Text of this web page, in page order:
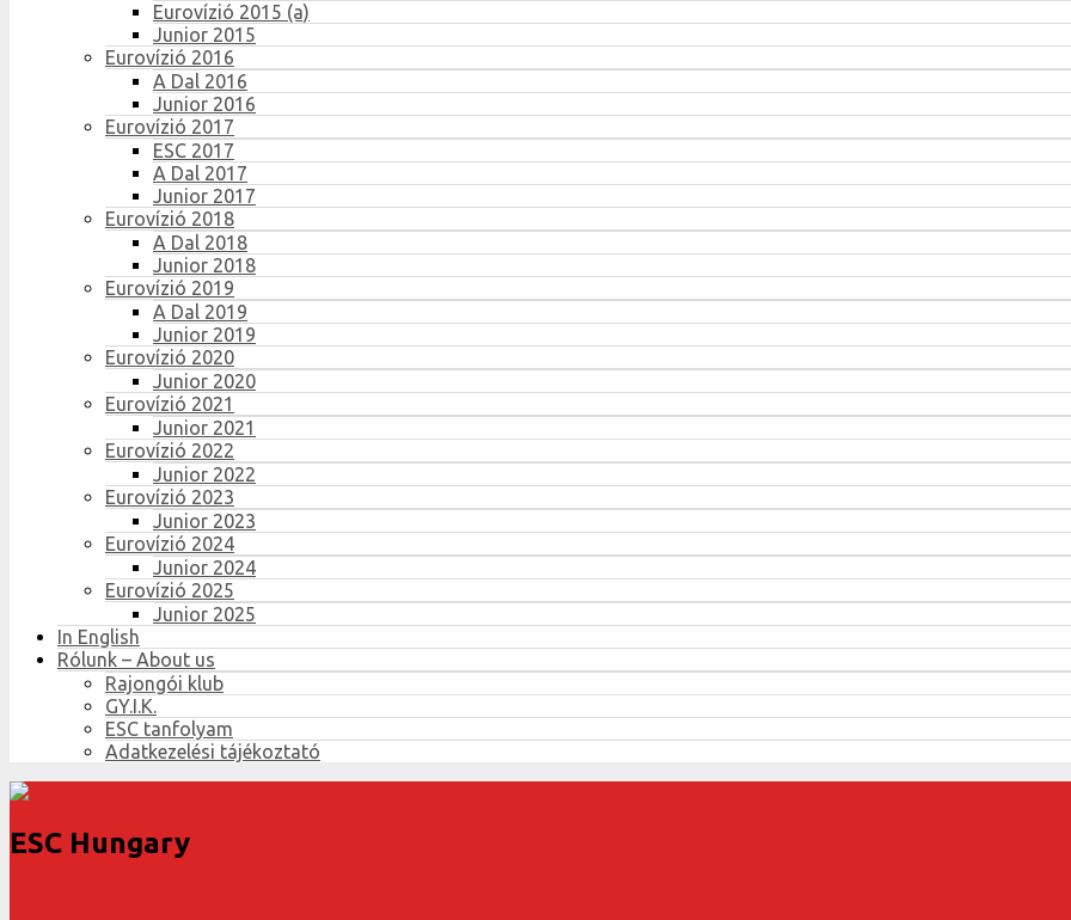
Eurovízió 2015 (a)
Junior 2015
Eurovízió 2016
A Dal 2016
Junior 2016
Eurovízió 2017
ESC 2017
A Dal 2017
Junior 2017
Eurovízió 2018
A Dal 2018
Junior 2018
Eurovízió 2019
A Dal 2019
Junior 2019
Eurovízió 2020
Junior 2020
Eurovízió 2021
Junior 2021
Eurovízió 2022
Junior 2022
Eurovízió 2023
Junior 2023
Eurovízió 2024
Junior 2024
Eurovízió 2025
Junior 2025
In English
Rólunk – About us
Rajongói klub
GY.I.K.
ESC tanfolyam
Adatkezelési tájékoztató
ESC Hungary